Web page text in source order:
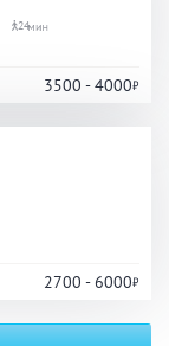
ЗАКРЫТЬ
24
3500 - 4000
2700 - 6000